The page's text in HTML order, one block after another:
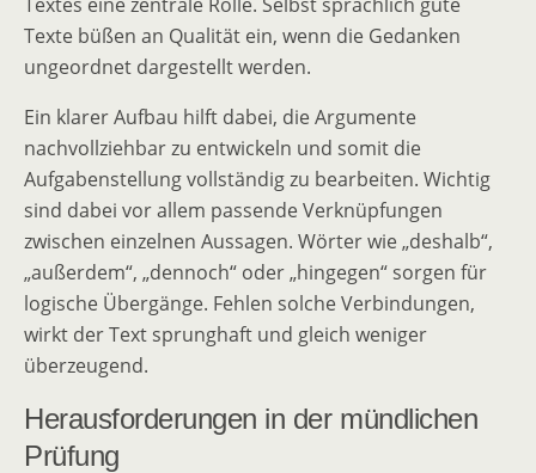
Texte büßen an Qualität ein, wenn die Gedanken
ungeordnet dargestellt werden.
Ein klarer Aufbau hilft dabei, die Argumente
nachvollziehbar zu entwickeln und somit die
Aufgabenstellung vollständig zu bearbeiten. Wichtig
sind dabei vor allem passende Verknüpfungen
zwischen einzelnen Aussagen. Wörter wie „deshalb“,
„außerdem“, „dennoch“ oder „hingegen“ sorgen für
logische Übergänge. Fehlen solche Verbindungen,
wirkt der Text sprunghaft und gleich weniger
überzeugend.
Herausforderungen in der mündlichen
Prüfung